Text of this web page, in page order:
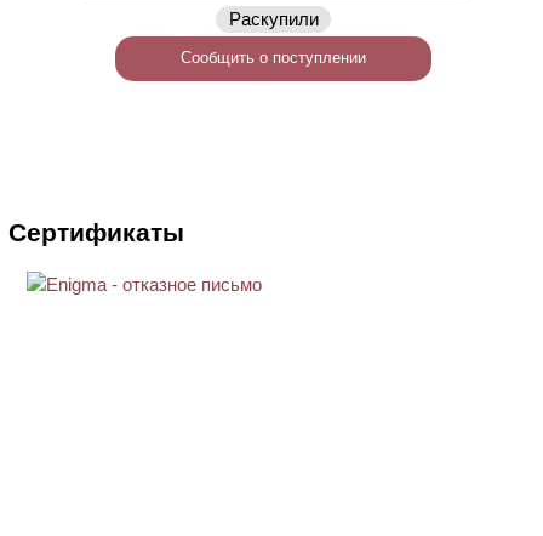
Раскупили
Сообщить о поступлении
Сертификаты